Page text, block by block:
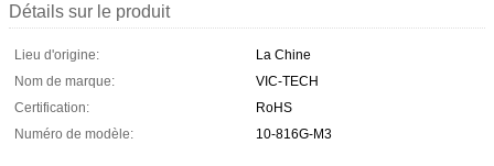
Détails sur le produit
Lieu d'origine:
La Chine
Nom de marque:
VIC-TECH
Certification:
RoHS
Numéro de modèle:
10-816G-M3